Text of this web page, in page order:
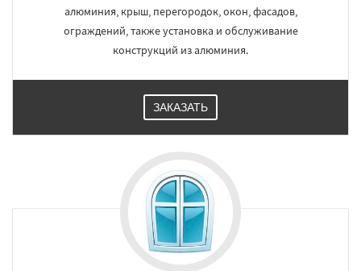
алюминия, крыш, перегородок, окон, фасадов,
ограждений, также установка и обслуживание
конструкций из алюминия.
ЗАКАЗАТЬ